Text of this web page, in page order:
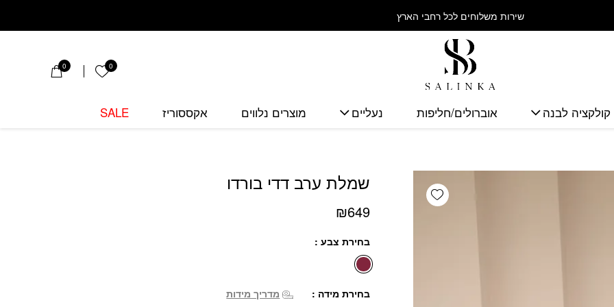
שירות משלוחים לכל רחבי הארץ
0 הרשימה שלי
0
קולקציה לבנה אוברולים/חליפות נעליים מוצרים נלווים אקססוריז SALE
שמלת ערב דדי בורדו
₪649
בחירת צבע
בחירת מידה מדריך מידות
Add wishlist